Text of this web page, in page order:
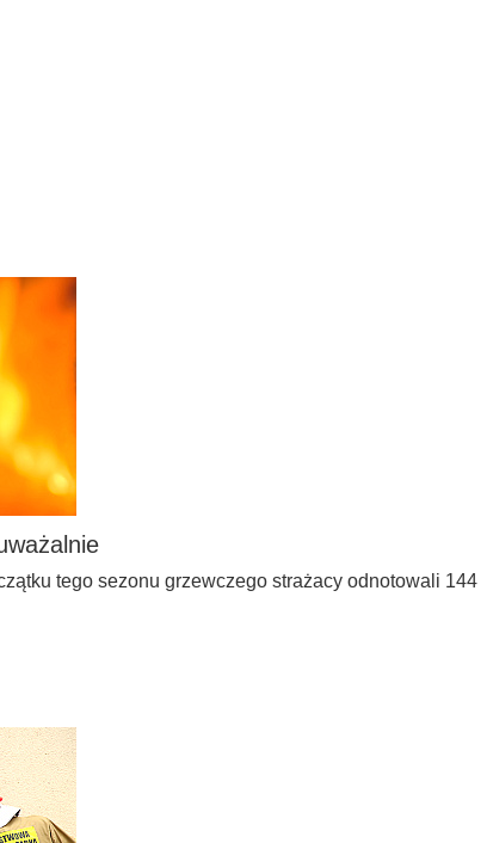
tego sezonu grzewczego strażacy odnotowali 144